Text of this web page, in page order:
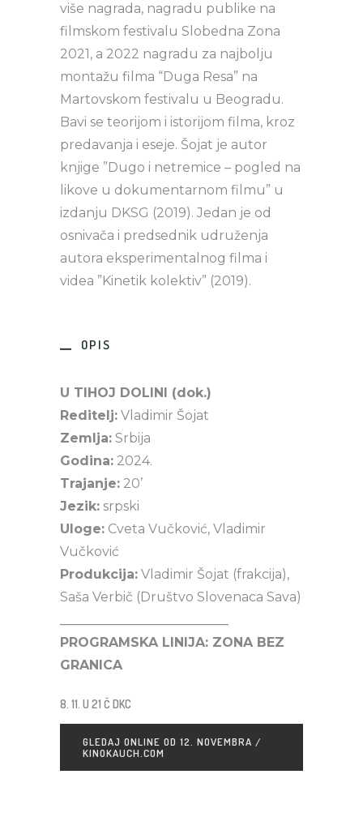
više nagrada, nagradu publike na
filmskom festivalu Slobedna Zona
2021, a 2022 nagradu za najbolju
montažu filma “Duga Resa” na
Martovskom festivalu u Beogradu.
Bavi se teorijom i istorijom filma, kroz
predavanja i eseje. Šojat je autor
knjige ”Dugo i netremice – pogled na
likove u dokumentarnom filmu” u
izdanju DKSG (2019). Jedan je od
osnivača i predsednik udruženja
autora eksperimentalnog filma i
videa ”Kinetik kolektiv” (2019).
OPIS
U TIHOJ DOLINI (dok.)
Reditelj: Vladimir Šojat
Zemlja: Srbija
Godina: 2024.
Trajanje: 20’
Jezik: srpski
Uloge: Cveta Vučković, Vladimir
Vučković
Produkcija: Vladimir Šojat (frakcija),
Saša Verbič (Društvo Slovenaca Sava)
PROGRAMSKA LINIJA: ZONA BEZ
GRANICA
8. 11. U 21 Č DKC
GLEDAJ ONLINE OD 12. NOVEMBRA /
KINOKAUCH.COM